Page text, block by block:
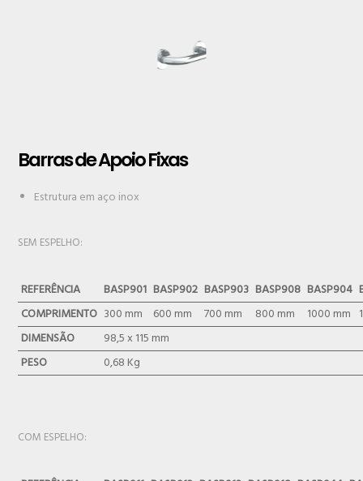
Barras de Apoio Fixas
Estrutura em aço inox
SEM ESPELHO:
REFERÊNCIA BASP901 BASP902 BASP903 BASP908 BASP904
COMPRIMENTO 300 mm 600 mm 700 mm 800 mm 1000 mm
DIMENSÃO
98,5 x 115 mm
PESO
0,68 Kg
COM ESPELHO: